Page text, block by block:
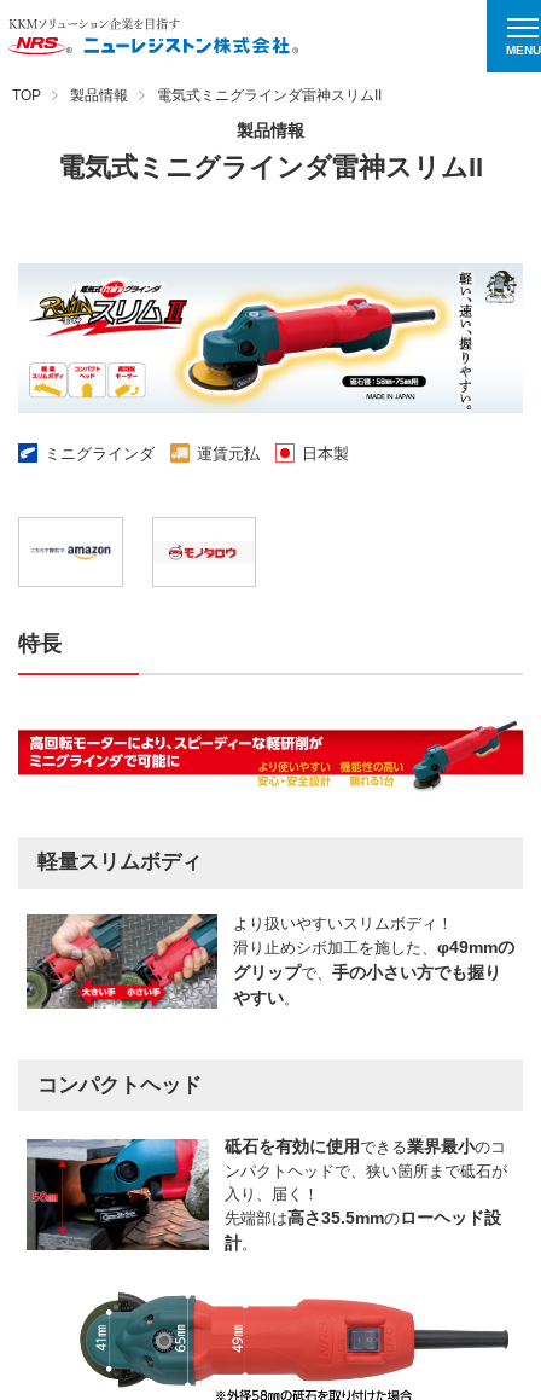
MENU
TOP 製品情報 電気式ミニグラインダ雷神スリムII
製品情報
電気式ミニグラインダ雷神スリムII
ミニグラインダ 運賃元払 日本製
特長
軽量スリムボディ
より扱いやすいスリムボディ！
滑り止めシボ加工を施した、 φ49mmの
グリップで、 手の小さい方でも握り
やすい。
コンパクトヘッド
砥石を有効に使用できる業界最小のコ
ンパクトヘッドで、狭い箇所まで砥石が
入り、届く！
先端部は高さ35.5mmのローヘッド設
計。